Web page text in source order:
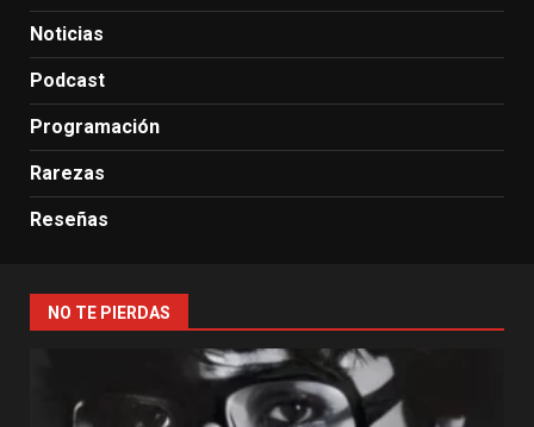
Noticias
Podcast
Programación
Rarezas
Reseñas
NO TE PIERDAS